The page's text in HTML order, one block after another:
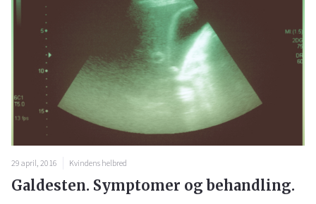
29 april, 2016 Kvindens helbred
Galdesten. Symptomer og behandling.